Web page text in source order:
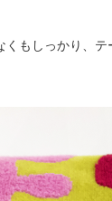
もしっかり、テ